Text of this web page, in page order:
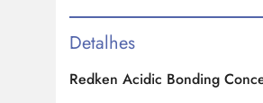
Detalhes
Redken Acidic Bonding